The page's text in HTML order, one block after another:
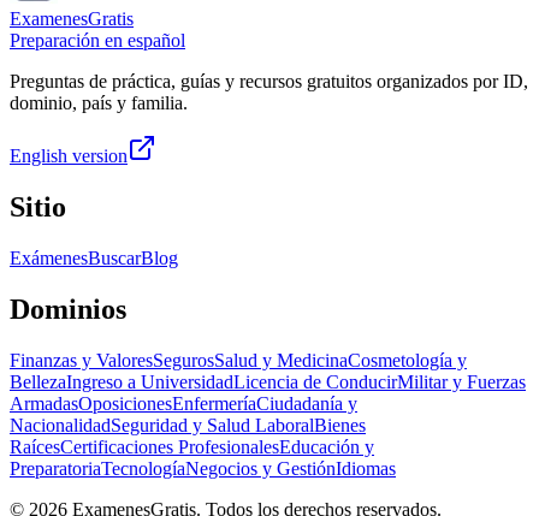
ExamenesGratis
Preparación en español
Preguntas de práctica, guías y recursos gratuitos organizados por ID,
dominio, país y familia.
English version
Sitio
ExámenesBuscarBlog
Dominios
Finanzas y ValoresSegurosSalud y MedicinaCosmetología y
BellezaIngreso a UniversidadLicencia de ConducirMilitar y Fuerzas
ArmadasOposicionesEnfermeríaCiudadanía y
NacionalidadSeguridad y Salud LaboralBienes
RaícesCertificaciones ProfesionalesEducación y
PreparatoriaTecnologíaNegocios y GestiónIdiomas
© 2026 ExamenesGratis. Todos los derechos reservados.